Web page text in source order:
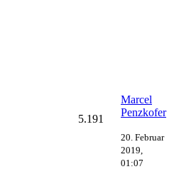
5.191
Marcel
Penzkofer
20. Februar
2019,
01:07